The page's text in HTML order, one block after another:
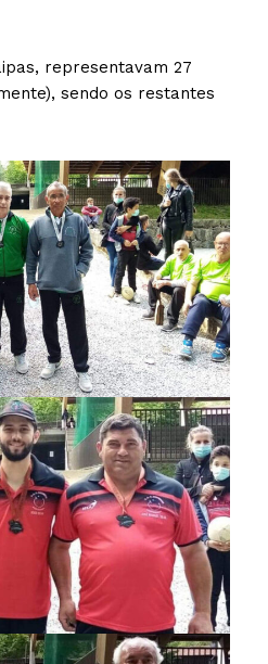
representavam 27
sendo os restantes